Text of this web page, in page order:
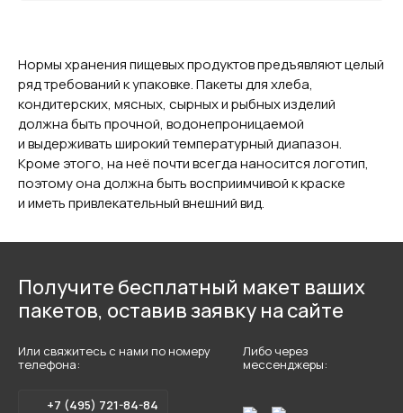
Нормы хранения пищевых продуктов предъявляют целый
ряд требований к упаковке. Пакеты для хлеба,
кондитерских, мясных, сырных и рыбных изделий
должна быть прочной, водонепроницаемой
и выдерживать широкий температурный диапазон.
Кроме этого, на неё почти всегда наносится логотип,
поэтому она должна быть восприимчивой к краске
и иметь привлекательный внешний вид.
Получите бесплатный макет ваших
пакетов, оставив заявку на сайте
Или свяжитесь с нами по номеру
телефона:
+7 (495) 721-84-84
Либо через
мессенджеры: